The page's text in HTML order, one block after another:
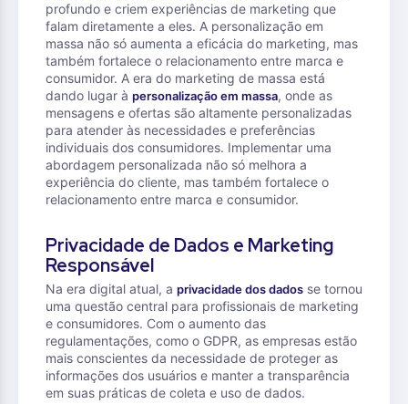
profundo e criem experiências de marketing que
falam diretamente a eles. A personalização em
massa não só aumenta a eficácia do marketing, mas
também fortalece o relacionamento entre marca e
consumidor. A era do marketing de massa está
dando lugar à personalização em massa, onde as
mensagens e ofertas são altamente personalizadas
para atender às necessidades e preferências
individuais dos consumidores. Implementar uma
abordagem personalizada não só melhora a
experiência do cliente, mas também fortalece o
relacionamento entre marca e consumidor.
Privacidade de Dados e Marketing
Responsável
Na era digital atual, a privacidade dos dados se tornou
uma questão central para profissionais de marketing
e consumidores. Com o aumento das
regulamentações, como o GDPR, as empresas estão
mais conscientes da necessidade de proteger as
informações dos usuários e manter a transparência
em suas práticas de coleta e uso de dados.